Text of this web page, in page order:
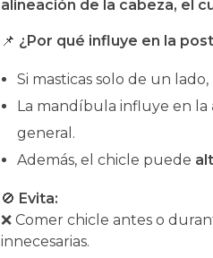
alineación de la cabeza, el
📌 ¿Por qué influye en la
Si masticas solo de un
La mandíbula influye en la
general.
Además, el chicle puede
🚫 Evita:
❌ Comer chicle antes o
innecesarias.